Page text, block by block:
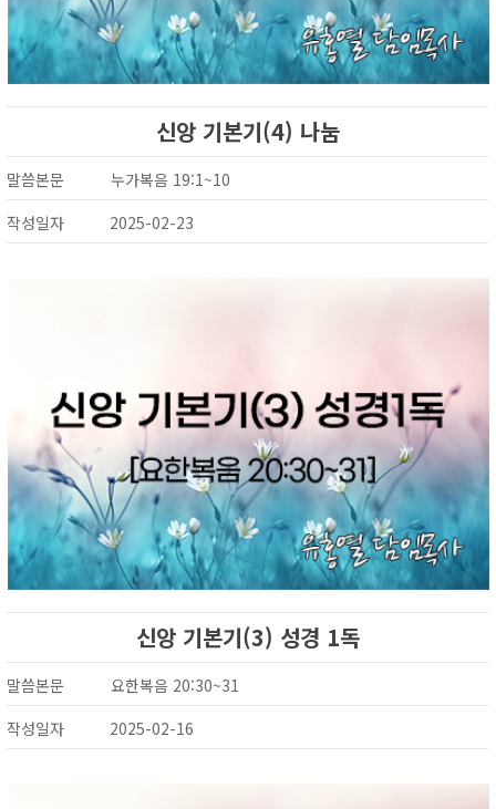
신앙 기본기(4) 나눔
말씀본문
누가복음 19:1~10
작성일자
2025-02-23
신앙 기본기(3) 성경 1독
말씀본문
요한복음 20:30~31
작성일자
2025-02-16